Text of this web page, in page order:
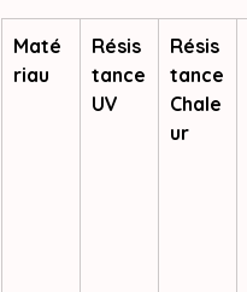
Maté
riau
Résis
tance
UV
Résis
tance
Chale
ur